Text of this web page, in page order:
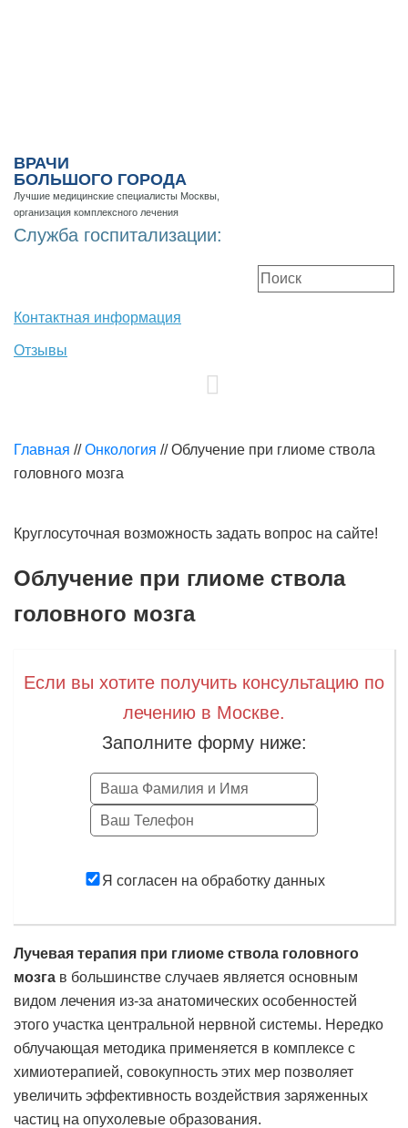
ВРАЧИ
БОЛЬШОГО ГОРОДА
Лучшие медицинские специалисты Москвы,
организация комплексного лечения
Служба госпитализации:
Контактная информация
Отзывы
Главная // Онкология // Облучение при глиоме ствола
головного мозга
Круглосуточная возможность задать вопрос на сайте!
Облучение при глиоме ствола
головного мозга
Если вы хотите получить консультацию по
лечению в Москве.
Заполните форму ниже:
Я согласен на обработку данных
Лучевая терапия при глиоме ствола головного
мозга в большинстве случаев является основным
видом лечения из-за анатомических особенностей
этого участка центральной нервной системы. Нередко
облучающая методика применяется в комплексе с
химиотерапией, совокупность этих мер позволяет
увеличить эффективность воздействия заряженных
частиц на опухолевые образования.